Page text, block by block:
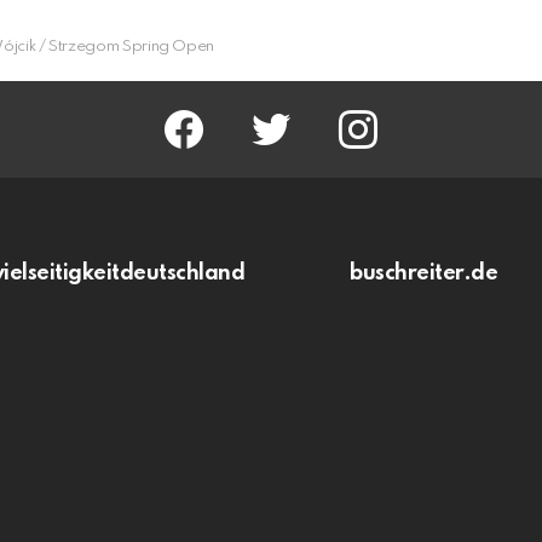
/ Strzegom Spring Open
facebook twitter instagram
buschreiter.de